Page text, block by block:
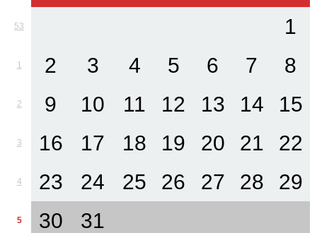
53 1
1 2 3 4 5 6 7 8
2 9 10 11 12 13 14 15
3 16 17 18 19 20 21 22
4 23 24 25 26 27 28 29
5 30 31